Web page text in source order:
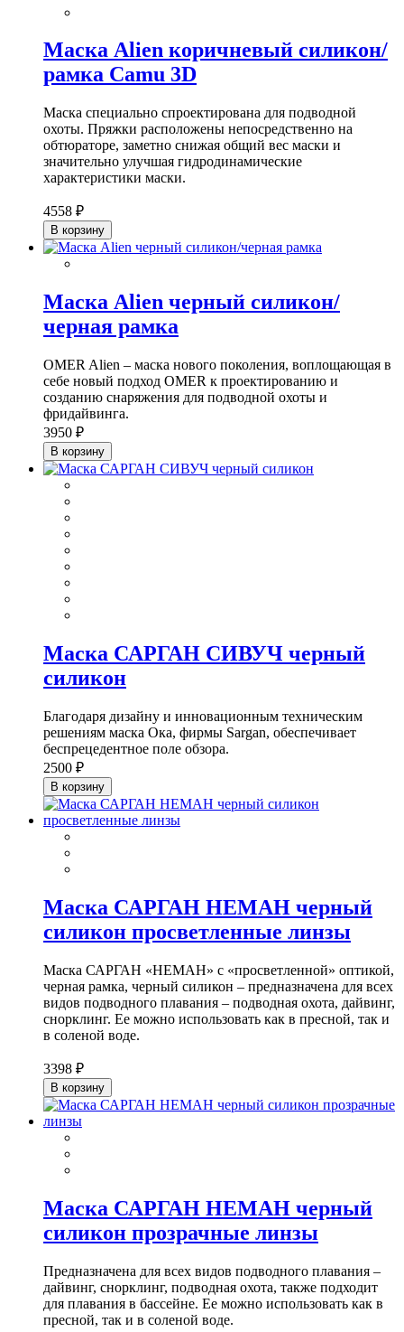
Маска Alien коричневый силикон/
рамка Camu 3D
Маска специально спроектирована для подводной
охоты. Пряжки расположены непосредственно на
обтюраторе, заметно снижая общий вес маски и
значительно улучшая гидродинамические
характеристики маски.
4558 ₽
В корзину
Маска Alien черный силикон/
черная рамка
OMER Alien – маска нового поколения, воплощающая в
себе новый подход OMER к проектированию и
созданию снаряжения для подводной охоты и
фридайвинга.
3950 ₽
В корзину
Маска САРГАН СИВУЧ черный
силикон
Благодаря дизайну и инновационным техническим
решениям маска Ока, фирмы Sargan, обеспечивает
беспрецедентное поле обзора.
2500 ₽
В корзину
Маска САРГАН НЕМАН черный
силикон просветленные линзы
Маска САРГАН «НЕМАН» с «просветленной» оптикой,
черная рамка, черный силикон – предназначена для всех
видов подводного плавания – подводная охота, дайвинг,
снорклинг. Ее можно использовать как в пресной, так и
в соленой воде.
3398 ₽
В корзину
Маска САРГАН НЕМАН черный
силикон прозрачные линзы
Предназначена для всех видов подводного плавания –
дайвинг, снорклинг, подводная охота, также подходит
для плавания в бассейне. Ее можно использовать как в
пресной, так и в соленой воде.